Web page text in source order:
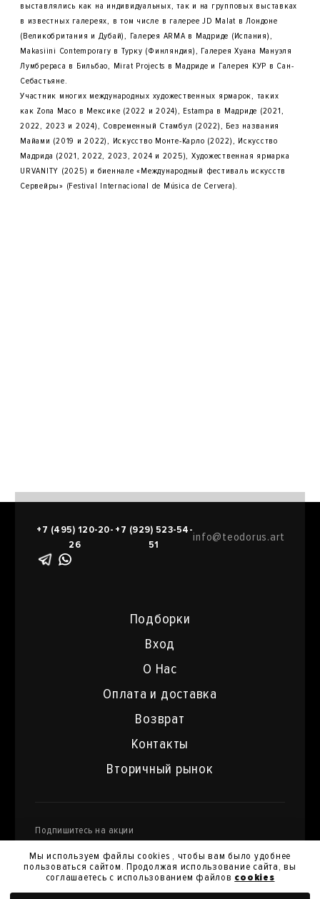
выставлялись как на индивидуальных, так и на групповых выставках
в известных галереях, в том числе в галерее JD Malat в Лондоне
(Великобритания и Дубай), Галерея ARMA в Мадриде (Испания),
Makasiini Contemporary в Турку (Финляндия), Галерея Хуана Мануэля
Лумбрераса в Бильбао, Mirat Projects в Мадриде и Галерея КУР в Сан-
Себастьяне.
Участник многих международных художественных ярмарок, таких
как Zona Maco в Мексике (2022 и 2024), Estampa в Мадриде (2021,
2022, 2023 и 2024), Современный Стамбул (2022), Без названия
Майами (2019 и 2022), Искусство Монте-Карло (2022), Искусство
Мадрида (2021, 2022, 2023, 2024 и 2025), Художественная ярмарка
URVANITY (2025) и биеннале «Международный фестиваль искусств
Сервейры» (Festival Internacional de Música de Cervera).
Подборки
Вход
О Нас
Оплата и доставка
Возврат
Контакты
Вторичный рынок
+7 (495) 120-20-
26
+7 (929) 523-54-
51
info@teodorus.art
Подпишитесь на акции
Мы используем файлы cookies , чтобы вам было удобнее
пользоваться сайтом. Продолжая использование сайта, вы
соглашаетесь с использованием файлов cookies